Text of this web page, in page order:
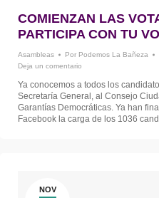
COMIENZAN LAS
PARTICIPA CON TU
Asambleas Por Podemos La Bañeza
Deja un comentario
Ya conocemos a todos los
Secretaría General, al Consejo
Garantías Democráticas. Ya han
Facebook la carga de los 1036
NOV